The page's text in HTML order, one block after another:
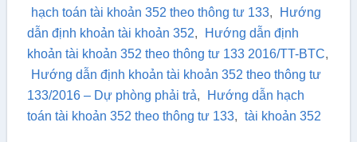
hạch toán tài khoản 352 theo thông tư 133,
Hướng
dẫn định khoản tài khoản 352,
Hướng dẫn định
khoản tài khoản 352 theo thông tư 133 2016/TT-BTC,
Hướng dẫn định khoản tài khoản 352 theo thông tư
133/2016 – Dự phòng phải trả,
Hướng dẫn hạch
toán tài khoản 352 theo thông tư 133, tài khoản 352